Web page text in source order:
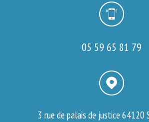
05 59 65 81 79
3 rue de palais de justice 64120